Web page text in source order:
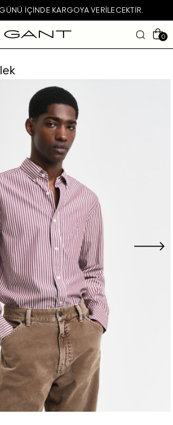
IÇINDE KARGOYA VERILECEKTIR.
0